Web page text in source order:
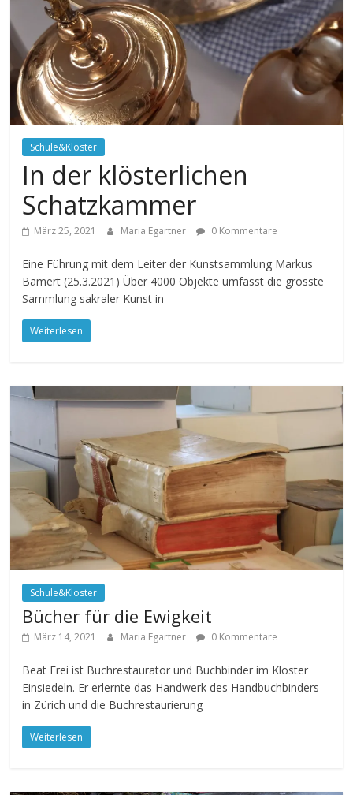
Schule&Kloster
In der klösterlichen
Schatzkammer
März 25, 2021 Maria Egartner 0 Kommentare
Eine Führung mit dem Leiter der Kunstsammlung Markus
Bamert (25.3.2021) Über 4000 Objekte umfasst die grösste
Sammlung sakraler Kunst in
Weiterlesen
Schule&Kloster
Bücher für die Ewigkeit
März 14, 2021 Maria Egartner 0 Kommentare
Beat Frei ist Buchrestaurator und Buchbinder im Kloster
Einsiedeln. Er erlernte das Handwerk des Handbuchbinders
in Zürich und die Buchrestaurierung
Weiterlesen